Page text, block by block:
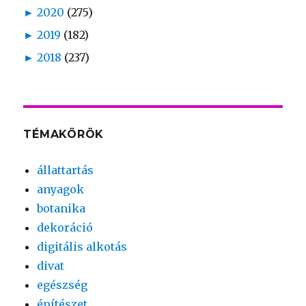
► 2020 (275)
► 2019 (182)
► 2018 (237)
TÉMAKÖRÖK
állattartás
anyagok
botanika
dekoráció
digitális alkotás
divat
egészség